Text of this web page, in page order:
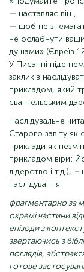
— наставляє він ,
— щоб не
не ослабнути
душами» (Євреїв
У Писанні ніде
закликів
прикладом, який
євангельським
Наслідувальне
Старого завіту як
приклади як
прикладом віри;
лідерство і т.д.), –
наслідування:
фрагментарно за
окремі частини
епізоди з
звертаючись з
поглядів,
готове